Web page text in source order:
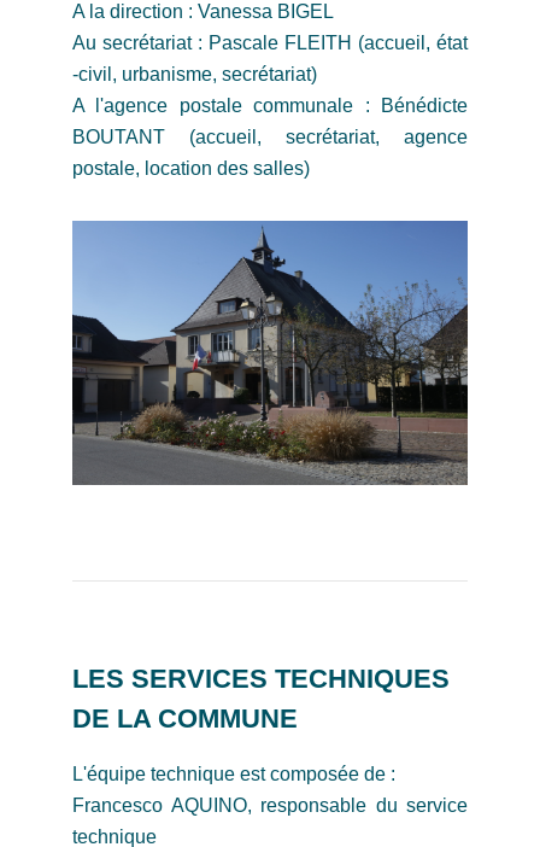
A la direction : Vanessa BIGEL
Au secrétariat : Pascale FLEITH (accueil, état
-civil, urbanisme, secrétariat)
A l'agence postale communale : Bénédicte
BOUTANT (accueil, secrétariat, agence
postale, location des salles)
LES SERVICES TECHNIQUES
DE LA COMMUNE
L'équipe technique est composée de :
Francesco AQUINO, responsable du service
technique